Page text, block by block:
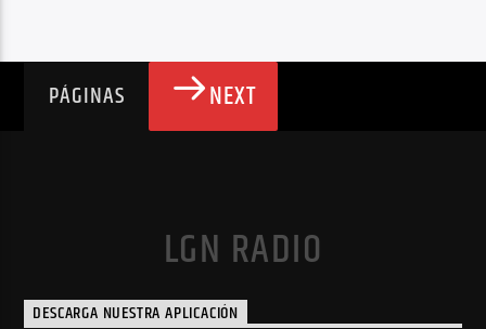
PÁGINAS NEXT
LGN RADIO
DESCARGA NUESTRA APLICACIÓN